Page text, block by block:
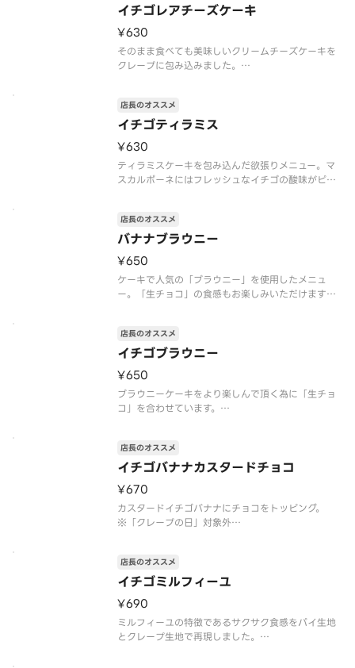
※注文個数が一度に合計10個以上になる際は、商品
めです
イチゴレアチーズケーキ
¥630
そのまま食べても美味しいクリームチーズケーキを
クレープに包み込みました。
※注文個数が一度に合計10個以上になる際は、商品
のご準備に時間を要しますので、予約配達がおすす
アレルゲン情報：卵・乳・小麦
イチゴティラミス
店長のオススメ
¥630
ティラミスケーキを包み込んだ欲張りメニュー。マ
スカルポーネにはフレッシュなイチゴの酸味がピッ
※トッピングの追加・変更不可
※注文個数が一度に合計10個以上になる際は、商品
めです
ア
バナナブラウニー
店長のオススメ
¥650
ケーキで人気の「ブラウニー」を使用したメニュ
ー。「生チョコ」の食感もお楽しみいただけます。
※注文個数が一度に合計10個以上になる際は、商品
のご準備に時間を要しますので、予約配達がおすす
アレルゲン
イチゴブラウニー
店長のオススメ
¥650
ブラウニーケーキをより楽しんで頂く為に「生チョ
コ」を合わせています。
※注文個数が一度に合計10個以上になる際は、商品
のご準備に時間を要しますので、予約配達がおすす
アレルゲン情報：卵・乳・小麦・大
イチゴバナナカスタードチョコ
店長のオススメ
¥670
カスタードイチゴバナナにチョコをトッピング。
※「クレープの日」対象外
のご準備に時間を要しますので、予約配達がおすす
めです
ラチン
イチゴミルフィーユ
店長のオススメ
¥690
ミルフィーユの特徴であるサクサク食感をパイ生地
とクレープ生地で再現しました。